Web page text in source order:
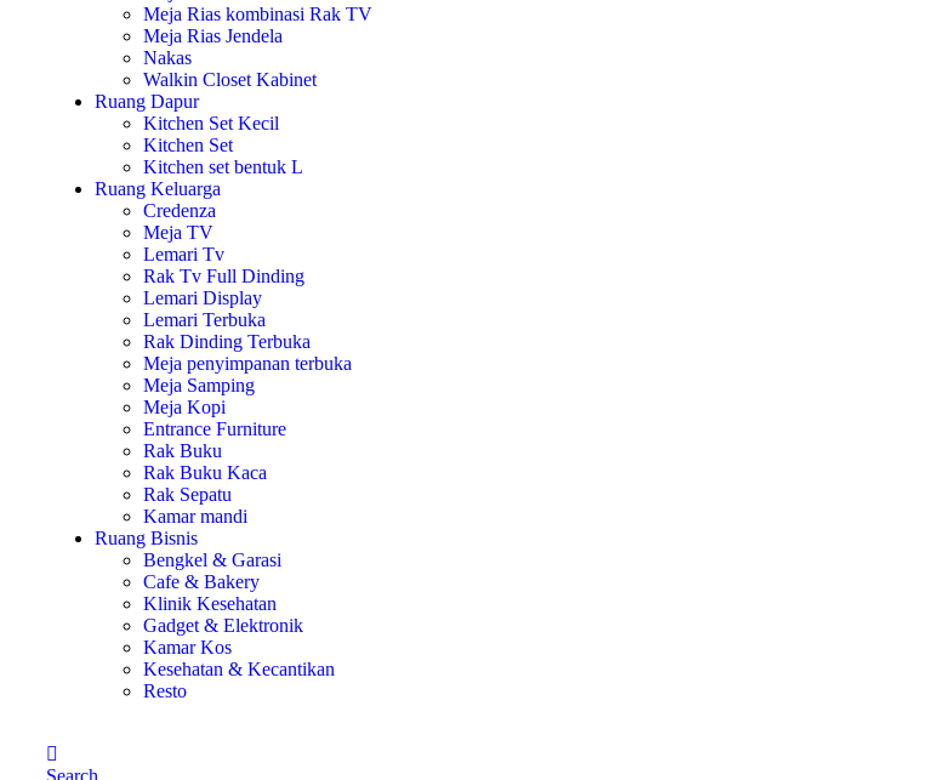
Meja Rias kombinasi Rak TV
Meja Rias Jendela
Nakas
Walkin Closet Kabinet
Ruang Dapur
Kitchen Set Kecil
Kitchen Set
Kitchen set bentuk L
Ruang Keluarga
Credenza
Meja TV
Lemari Tv
Rak Tv Full Dinding
Lemari Display
Lemari Terbuka
Rak Dinding Terbuka
Meja penyimpanan terbuka
Meja Samping
Meja Kopi
Entrance Furniture
Rak Buku
Rak Buku Kaca
Rak Sepatu
Kamar mandi
Ruang Bisnis
Bengkel & Garasi
Cafe & Bakery
Klinik Kesehatan
Gadget & Elektronik
Kamar Kos
Kesehatan & Kecantikan
Resto
Search